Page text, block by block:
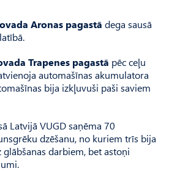
Aronas pagastā dega sausā
Trapenes pagastā pēc ceļu
automašīnas akumulatora
bija izkļuvuši paši saviem
Latvijā VUGD saņēma 70
dzēšanu, no kuriem trīs bija
darbiem, bet astoņi